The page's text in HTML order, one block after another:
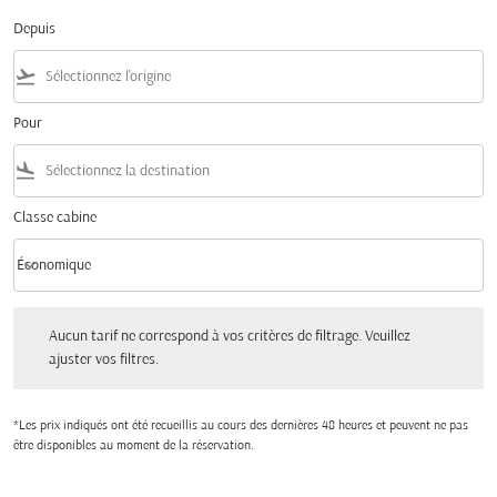
Depuis
flight_takeoff
Pour
flight_land
Classe cabine
Classe cabine option Économique Selected
Économique
keyboard_arrow_down
Aucun tarif ne correspond à vos critères de filtrage. Veuillez
ajuster vos filtres.
*Les prix indiqués ont été recueillis au cours des dernières 48 heures et peuvent ne pas
être disponibles au moment de la réservation.